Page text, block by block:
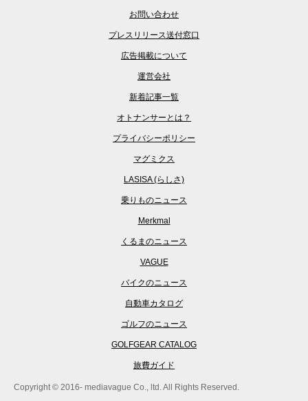
お問い合わせ
プレスリリース送付窓口
広告掲載について
運営会社
新着記事一覧
オトナンサーとは？
プライバシーポリシー
マグミクス
LASISA (らしさ)
乗りものニュース
Merkmal
くるまのニュース
VAGUE
バイクのニュース
自動車カタログ
ゴルフのニュース
GOLFGEAR CATALOG
旅費ガイド
Copyright © 2016- mediavague Co., ltd. All Rights Reserved.